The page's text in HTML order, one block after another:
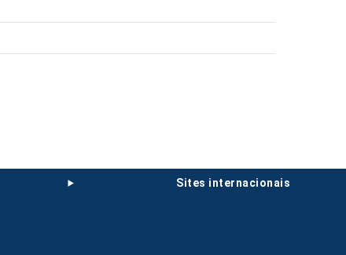
sites internacionais